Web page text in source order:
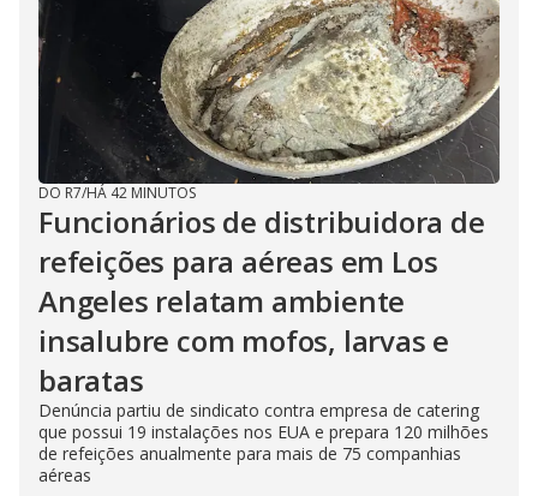
DO R7/HÁ 42 MINUTOS
Funcionários de distribuidora de
refeições para aéreas em Los
Angeles relatam ambiente
insalubre com mofos, larvas e
baratas
Denúncia partiu de sindicato contra empresa de catering
que possui 19 instalações nos EUA e prepara 120 milhões
de refeições anualmente para mais de 75 companhias
aéreas